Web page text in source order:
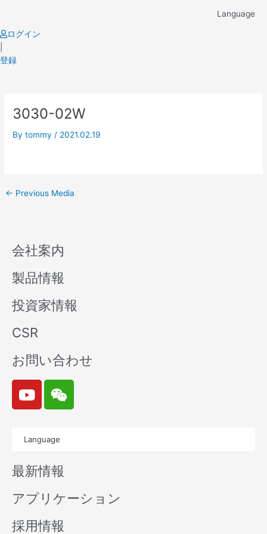
content
Language
ログイン
登録
3030-02W
Bytommy / 2021.02.19
navigation
← Previous Media
会社案内
製品情報
投資家情報
CSR
お問い合わせ
Y
o
u
b
e
W
e
i
n
Language
最新情報
アプリケーション
採用情報